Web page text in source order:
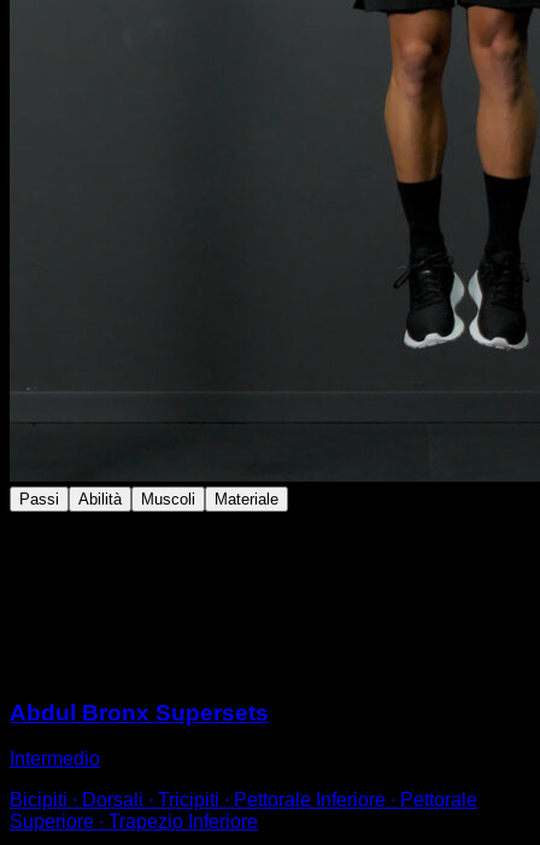
Passi Abilità Muscoli Materiale
Abdul Bronx Supersets
Intermedio
Bicipiti ∙ Dorsali ∙ Tricipiti ∙ Pettorale Inferiore ∙ Pettorale
Superiore ∙ Trapezio Inferiore